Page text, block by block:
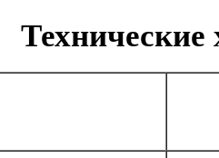
Технические